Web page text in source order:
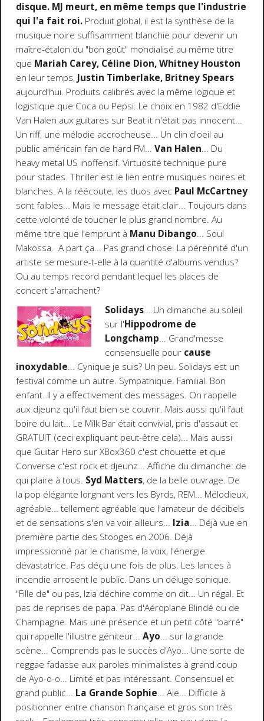
disque. MJ meurt, en même temps que l'industrie
qui l'a fait roi.Produit global, il est la synthèse de la
musique noire suffisamment blanchie pour devenir un
maître-étalon du "bon goût" mondialisé au même titre
que Mariah Carey, Céline Dion, Whitney Houston
en leur temps, Justin Timberlake, Britney Spears
aujourd'hui. Produits calibrés avec la même logique et
logistique que Coca ou Pepsi. Le choix en 1982 d'Eddie
Van Halen aux guitares sur Beat it n'était pas innocent...
Un riff, une mélodie accrocheuse... Un clin d'oeil au
public américain fan de hard FM... Van Halen... Du
heavy metal US inoffensif. Virtuosité technique pure
pour stades. Thriller est le lien entre musiques noires et
blanches. A la réécoute, les duos avec Paul McCartney
sont faibles... Mais le message était clair... Toujours dans
cette volonté de toucher le plus grand nombre. Au
même titre que l'emprunt à Manu Dibango... Soul
Makossa. A part ça... Pas grand chose. La pérennité d'un
artiste se mesure-t-elle à la quantité d'albums vendus?
Ou au temps record pendant lequel les places de
concert s'arrachent?
Solidays... Un dimanche au soleil
sur l'Hippodrome de
Longchamp... Grand'messe
consensuelle pour cause
inoxydable... Cynique je suis? Un peu. Solidays est un
festival comme un autre. Sympathique. Familial. Bon
enfant. Il y a effectivement des messages. On rappelle
aux djeunz qu'il faut bien se couvrir. Mais aussi qu'il faut
boire du lait... Le Milk Bar était convivial, pris d'assaut et
GRATUIT (ceci expliquant peut-être cela)... Mais aussi
que Guitar Hero sur XBox360 c'est chouette et que
Converse c'est rock et djeunz... Affiche du dimanche: de
qui plaire à tous. Syd Matters, de la belle ouvrage. De
la pop élégante lorgnant vers les Byrds, REM... Mélodieux,
agréable... tellement agréable que l'amateur de décibels
et de sensations s'en va voir ailleurs... Izia... Déjà vue en
première partie des Stooges en 2006. Déjà
impressionné par le charisme, la voix, l'énergie
dévastatrice. Pas déçu une fois de plus. Les lances à
incendie arrosent le public. Dans un déluge sonique.
"Fille de" ou pas, Izia déchire comme on dit... Un régal. Et
pas de reprises de papa. Pas d'Aéroplane Blindé ou de
Champagne. Mais une présence et un petit côté "barré"
qui rappelle l'illustre géniteur... Ayo... sur la grande
scène... Comprends pas le succès d'Ayo... Une sorte de
reggae fadasse aux paroles minimalistes à grand coup
de Ayo-o-o... Limité et pas intéressant. Consensuel et
grand public... La Grande Sophie... Aïe... Difficile à
positionner entre chanson française et gros son très